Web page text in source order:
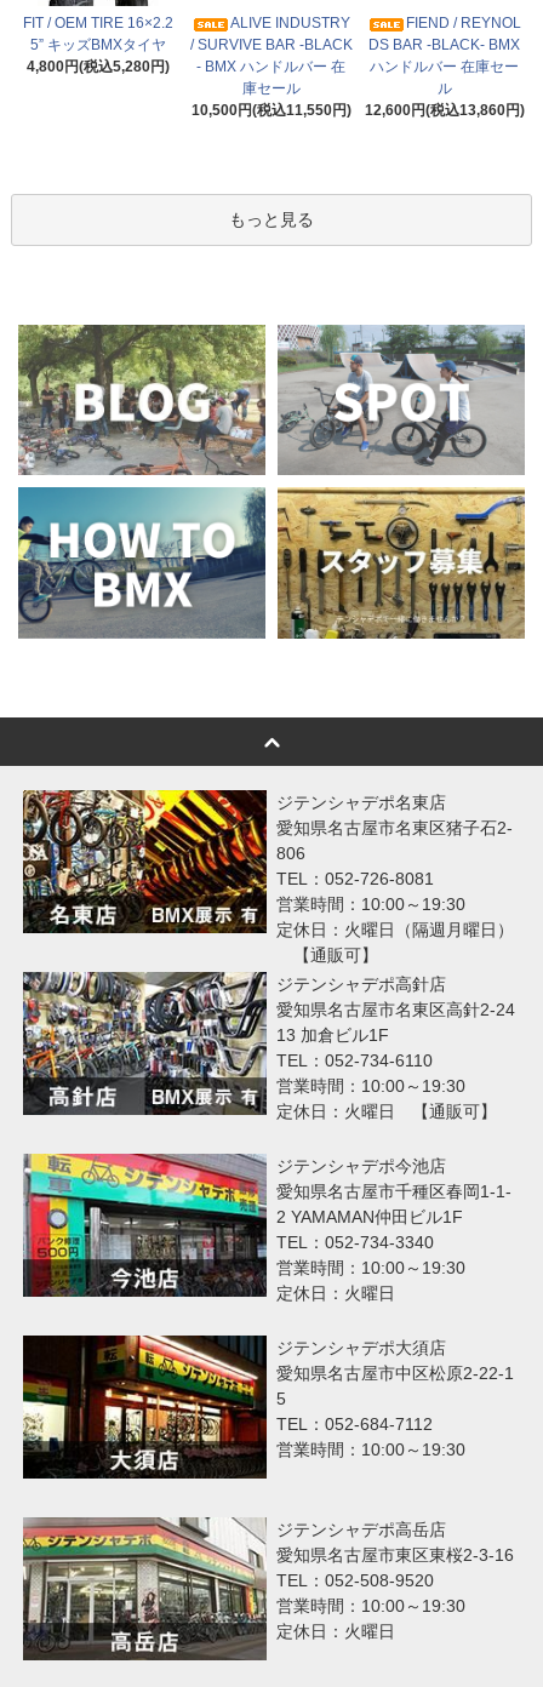
FIT / OEM TIRE 16×2.2
5” キッズBMXタイヤ
4,800円(税込5,280円)
ALIVE INDUSTRY
/ SURVIVE BAR -BLACK
- BMX ハンドルバー 在
庫セール
10,500円(税込11,550円)
FIEND / REYNOL
DS BAR -BLACK- BMX
ハンドルバー 在庫セー
ル
12,600円(税込13,860円)
もっと見る
ジテンシャデポ名東店
愛知県名古屋市名東区猪子石2-
806
TEL：052-726-8081
営業時間：10:00～19:30
定休日：火曜日（隔週月曜日）
【通販可】
ジテンシャデポ高針店
愛知県名古屋市名東区高針2-24
13 加倉ビル1F
TEL：052-734-6110
営業時間：10:00～19:30
定休日：火曜日 【通販可】
ジテンシャデポ今池店
愛知県名古屋市千種区春岡1-1-
2 YAMAMAN仲田ビル1F
TEL：052-734-3340
営業時間：10:00～19:30
定休日：火曜日
ジテンシャデポ大須店
愛知県名古屋市中区松原2-22-1
5
TEL：052-684-7112
営業時間：10:00～19:30
ジテンシャデポ高岳店
愛知県名古屋市東区東桜2-3-16
TEL：052-508-9520
営業時間：10:00～19:30
定休日：火曜日